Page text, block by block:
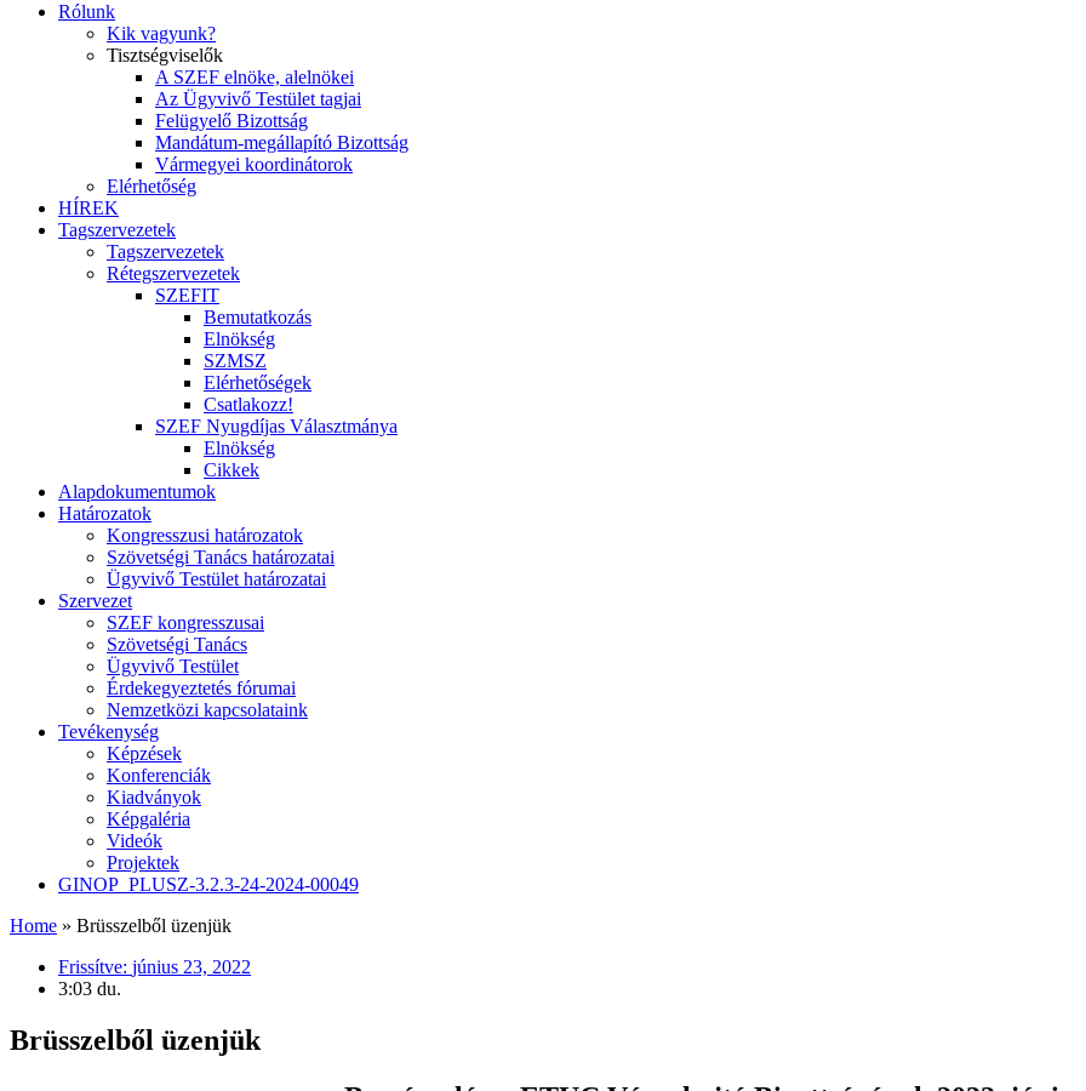
Rólunk
Kik vagyunk?
Tisztségviselők
A SZEF elnöke, alelnökei
Az Ügyvivő Testület tagjai
Felügyelő Bizottság
Mandátum-megállapító Bizottság
Vármegyei koordinátorok
Elérhetőség
HÍREK
Tagszervezetek
Tagszervezetek
Rétegszervezetek
SZEFIT
Bemutatkozás
Elnökség
SZMSZ
Elérhetőségek
Csatlakozz!
SZEF Nyugdíjas Választmánya
Elnökség
Cikkek
Alapdokumentumok
Határozatok
Kongresszusi határozatok
Szövetségi Tanács határozatai
Ügyvivő Testület határozatai
Szervezet
SZEF kongresszusai
Szövetségi Tanács
Ügyvivő Testület
Érdekegyeztetés fórumai
Nemzetközi kapcsolataink
Tevékenység
Képzések
Konferenciák
Kiadványok
Képgaléria
Videók
Projektek
GINOP_PLUSZ-3.2.3-24-2024-00049
Home » Brüsszelből üzenjük
Frissítve: június 23, 2022
3:03 du.
Brüsszelből üzenjük